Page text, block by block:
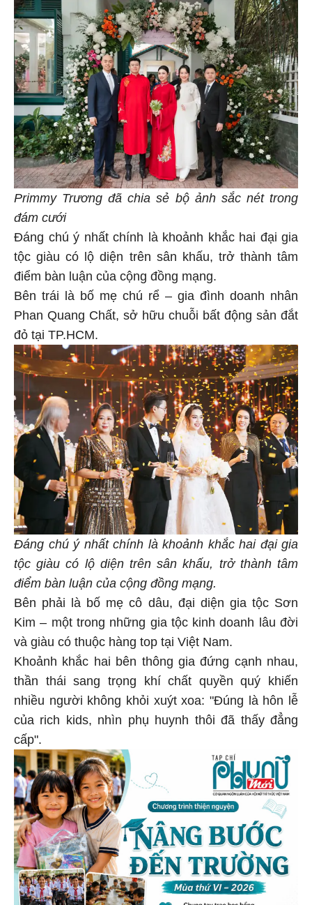
Primmy Trương đã chia sẻ bộ ảnh sắc nét trong
đám cưới
Đáng chú ý nhất chính là khoảnh khắc hai đại gia
tộc giàu có lộ diện trên sân khấu, trở thành tâm
điểm bàn luận của cộng đồng mạng.
Bên trái là bố mẹ chú rể – gia đình doanh nhân
Phan Quang Chất, sở hữu chuỗi bất động sản đắt
đỏ tại TP.HCM.
Đáng chú ý nhất chính là khoảnh khắc hai đại gia
tộc giàu có lộ diện trên sân khấu, trở thành tâm
điểm bàn luận của cộng đồng mạng.
Bên phải là bố mẹ cô dâu, đại diện gia tộc Sơn
Kim – một trong những gia tộc kinh doanh lâu đời
và giàu có thuộc hàng top tại Việt Nam.
Khoảnh khắc hai bên thông gia đứng cạnh nhau,
thần thái sang trọng khí chất quyền quý khiến
nhiều người không khỏi xuýt xoa: "Đúng là hôn lễ
của rich kids, nhìn phụ huynh thôi đã thấy đẳng
cấp".